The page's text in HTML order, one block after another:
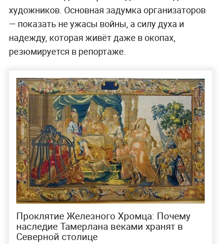
художников. Основная задумка организаторов
— показать не ужасы войны, а силу духа и
надежду, которая живёт даже в окопах,
резюмируется в репортаже.
Проклятие Железного Хромца: Почему
наследие Тамерлана веками хранят в
Северной столице